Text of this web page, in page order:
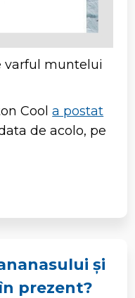
varful muntelui
Coola postat
de acolo, pe
și
prezent?